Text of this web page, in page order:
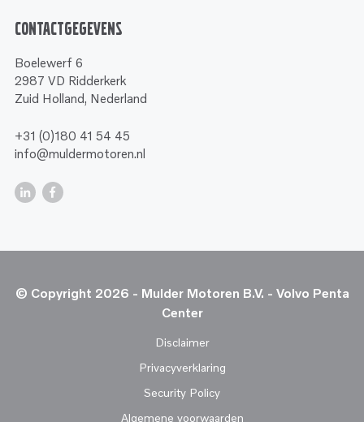
Contactgegevens
Boelewerf 6
2987 VD Ridderkerk
Zuid Holland, Nederland
+31 (0)180 41 54 45
info@muldermotoren.nl
© Copyright 2026 - Mulder Motoren B.V. - Volvo Penta
Center
Disclaimer
Privacyverklaring
Security Policy
Algemene voorwaarden